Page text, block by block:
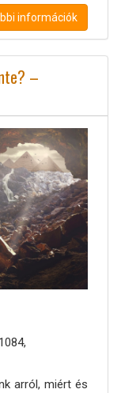
információk
–
arról, miért és